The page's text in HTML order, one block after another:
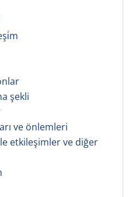
şekli
ve önlemleri
etkileşimler ve diğer